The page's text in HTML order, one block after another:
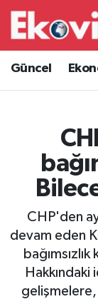
Güncel
CHP'den
devam eden
Güncel
Ekonomi
Borsa
İş Dünyası
Lojistik
Otovitrin
Asayiş
Hava
Trafik
Süper Lig
Tüm
Son
Haber